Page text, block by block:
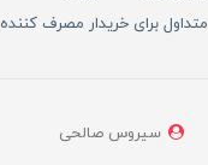
برای خریدار مصرف کننده
سیروس صالحی